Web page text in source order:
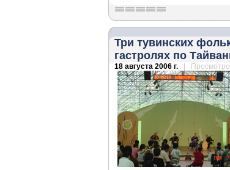
Три тувинских
гастролях по
18 августа 2006 г. |